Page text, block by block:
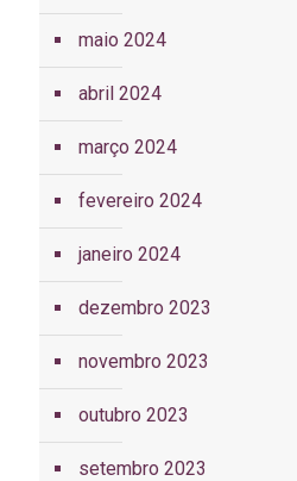
maio 2024
abril 2024
março 2024
fevereiro 2024
janeiro 2024
dezembro 2023
novembro 2023
outubro 2023
setembro 2023